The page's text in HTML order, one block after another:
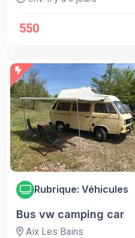
550
Rubrique: Véhicules
Bus vw camping car
Aix Les Bains